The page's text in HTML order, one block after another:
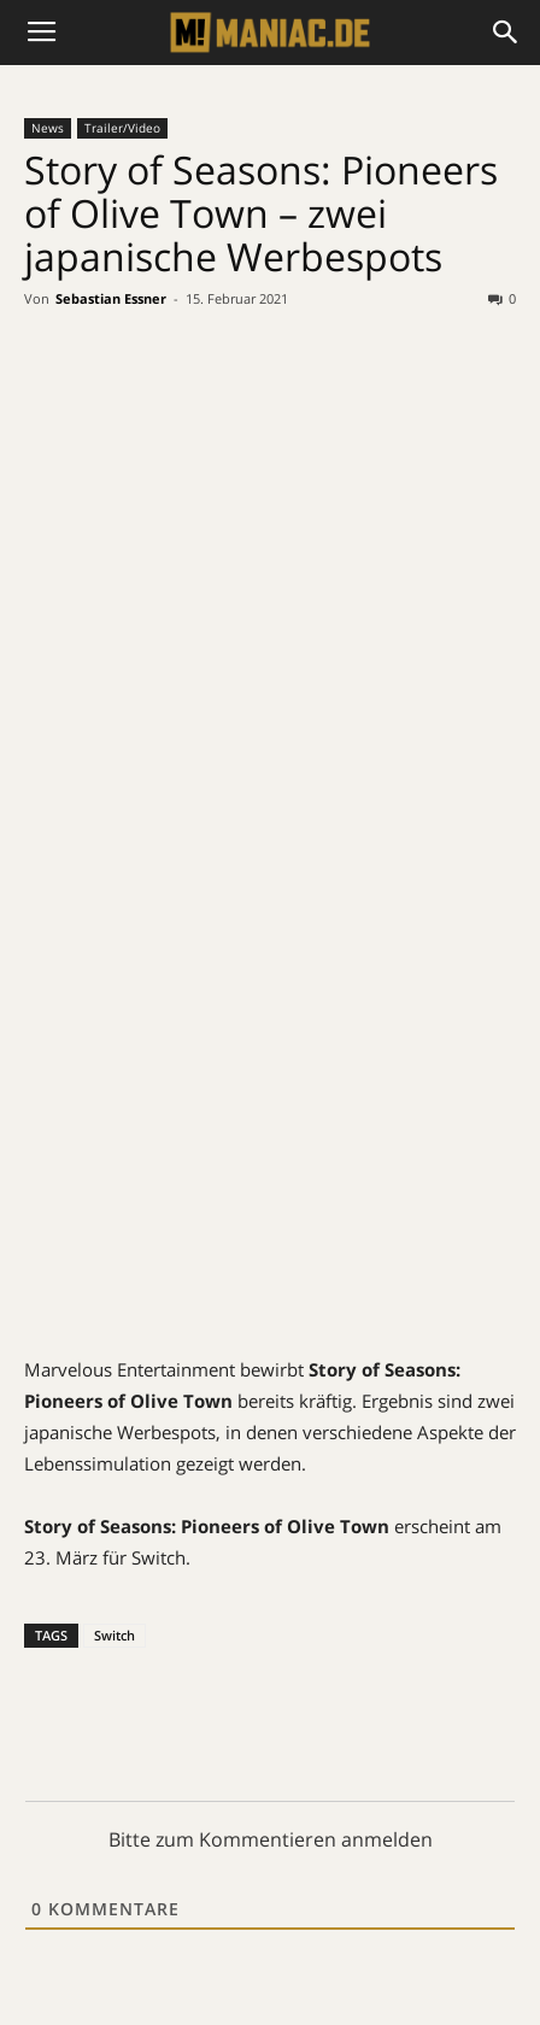
News Trailer/Video
Story of Seasons: Pioneers
of Olive Town – zwei
japanische Werbespots
Von Sebastian Essner - 15. Februar 2021 0
Marvelous Entertainment bewirbt Story of Seasons:
Pioneers of Olive Town bereits kräftig. Ergebnis sind zwei
japanische Werbespots, in denen verschiedene Aspekte der
Lebenssimulation gezeigt werden.
Story of Seasons: Pioneers of Olive Town erscheint am
23. März für Switch.
TAGS Switch
Bitte zum Kommentieren anmelden
0 KOMMENTARE